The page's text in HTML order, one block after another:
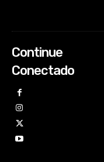
Continue
Conectado